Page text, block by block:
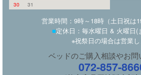
30
31
営業時間：9時～18時（土日祝は
■定休日：毎水曜日 & 火曜日(
※祝祭日の場合は営業
ベッドのご購入相談やお問
072-857-